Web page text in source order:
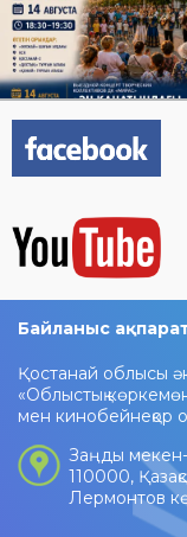
Байланыс
Қостанай облысы
«Облыстық
мен кинобейнеқор
Заңды
110000,
Лермонтов